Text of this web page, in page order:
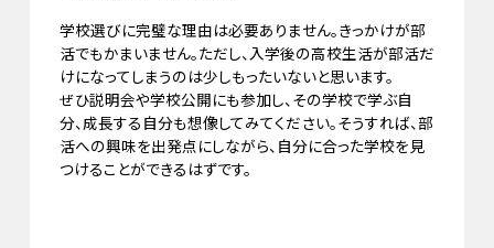
学校選びに完璧な理由は必要ありません。きっかけが部
活でもかまいません。ただし、入学後の高校生活が部活だ
けになってしまうのは少しもったいないと思います。
ぜひ説明会や学校公開にも参加し、その学校で学ぶ自
分、成長する自分も想像してみてください。そうすれば、部
活への興味を出発点にしながら、自分に合った学校を見
つけることができるはずです。